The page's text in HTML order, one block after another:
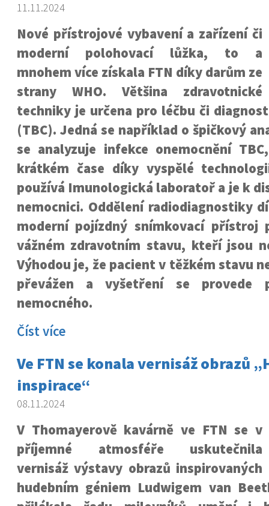
11.11.2024
Nové přístrojové vybavení a zařízení či
moderní polohovací lůžka, to a
mnohem více získala FTN díky darům ze
strany WHO. Většina zdravotnické
techniky je určena pro léčbu či
(TBC). Jedná se například o špičkový
se analyzuje infekce onemocnění
krátkém čase díky vyspělé
používá Imunologická laboratoř a je k
nemocnici. Oddělení radiodiagnostiky
moderní pojízdný snímkovací přístroj
vážném zdravotním stavu, kteří jsou
Výhodou je, že pacient v těžkém stavu
převážen a vyšetření se provede
nemocného.
Číst více
Ve FTN se konala vernisáž obrazů
inspirace“
08.11.2024
V Thomayerově kavárně ve FTN se v
příjemné atmosféře uskutečnila
vernisáž výstavy obrazů inspirovaných
hudebním géniem Ludwigem van